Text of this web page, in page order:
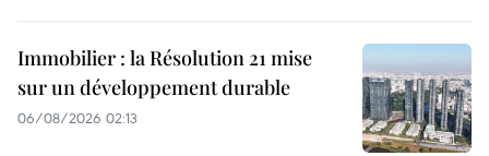
Immobilier : la Résolution 21 mise
sur un développement durable
06/08/2026 02:13